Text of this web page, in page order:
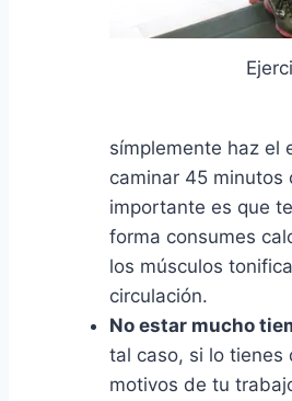
símplemente haz el
caminar 45 minutos
importante es que
forma consumes
los músculos
circulación.
No estar mucho
tal caso, si lo tienes
motivos de tu